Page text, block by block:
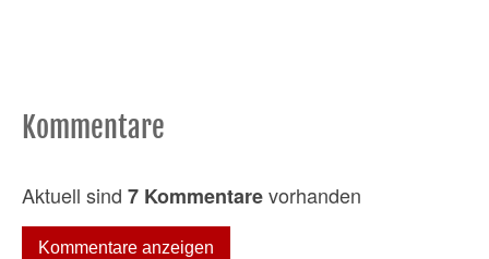
Kommentare
Aktuell sind 7 Kommentarevorhanden
Kommentare anzeigen